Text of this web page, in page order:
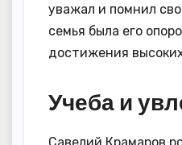
уважал и помнил
семья была его
достижения
Учеба и
Савелий Крамаров